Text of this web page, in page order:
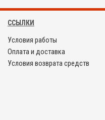
ССЫЛКИ
Условия работы
Оплата и доставка
Условия возврата средств